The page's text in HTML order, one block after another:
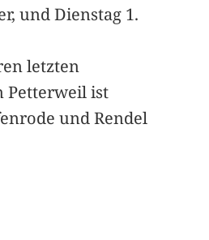
und Dienstag 1.
letzten
Petterweil ist
und Rendel